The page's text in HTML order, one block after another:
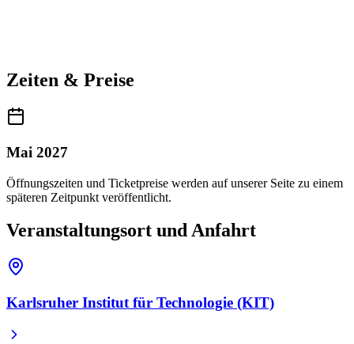
Zeiten & Preise
Mai 2027
Öffnungszeiten und Ticketpreise werden auf unserer Seite zu einem
späteren Zeitpunkt veröffentlicht.
Veranstaltungsort und Anfahrt
Karlsruher Institut für Technologie (KIT)